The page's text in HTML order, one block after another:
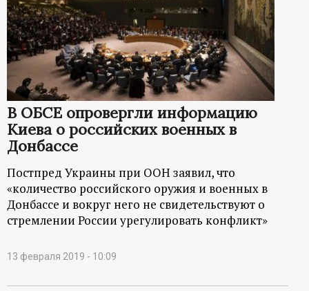
В ОБСЕ опровергли информацию
Киева о российских военных в
Донбассе
Постпред Украины при ООН заявил, что
«количество российского оружия и военных в
Донбассе и вокруг него не свидетельствуют о
стремлении России урегулировать конфликт»
13 февраля 2019 - 10:09